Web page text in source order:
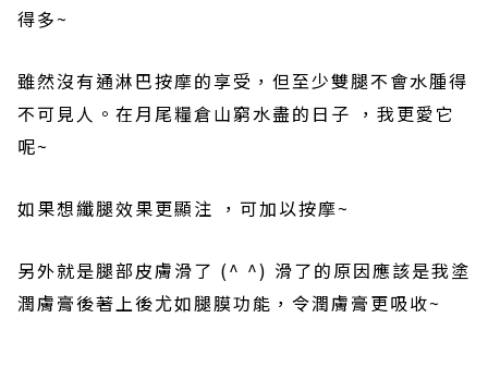
得多~
雖然沒有通淋巴按摩的享受，但至少雙腿不會水腫得
不可見人。在月尾糧倉山窮水盡的日子 ，我更愛它
呢~
如果想纖腿效果更顯注 ，可加以按摩~
另外就是腿部皮膚滑了 (^ ^) 滑了的原因應該是我塗
潤膚膏後著上後尤如腿膜功能，令潤膚膏更吸收~